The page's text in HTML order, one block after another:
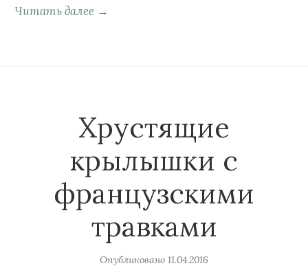
Читать далее →
Хрустящие
крылышки с
французскими
травками
Опубликовано 11.04.2016